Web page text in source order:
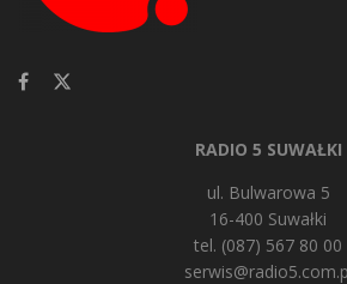
RADIO 5 SUWAŁKI
ul. Bulwarowa 5
16-400 Suwałki
tel. (087) 567 80 00